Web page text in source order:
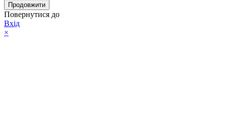
Продовжити
Повернутися до
Вхід
×